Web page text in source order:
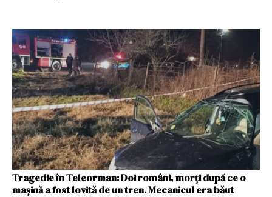
Tragedie în Teleorman: Doi români, morți după ce o
mașină a fost lovită de un tren. Mecanicul era băut